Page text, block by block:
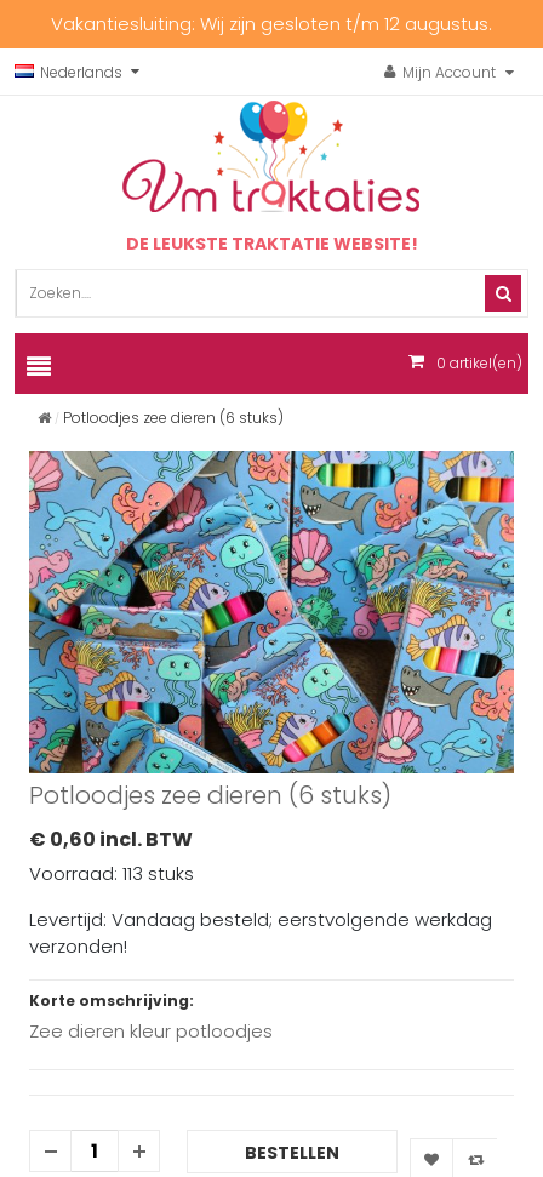
Vakantiesluiting: Wij zijn gesloten t/m 12 augustus.
Nederlands Mijn Account
DE LEUKSTE TRAKTATIE WEBSITE!
0 artikel(en)
Potloodjes zee dieren (6 stuks)
Potloodjes zee dieren (6 stuks)
€ 0,60 incl. BTW
Voorraad: 113 stuks
Levertijd: Vandaag besteld; eerstvolgende werkdag
verzonden!
Korte omschrijving:
Zee dieren kleur potloodjes
BESTELLEN